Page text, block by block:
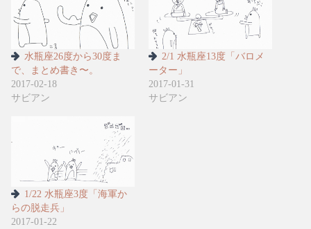
水瓶座26度から30度ま
で、まとめ書き〜。
2017-02-18
サビアン
2/1 水瓶座13度「バロメ
ーター」
2017-01-31
サビアン
1/22 水瓶座3度「海軍か
らの脱走兵」
2017-01-22